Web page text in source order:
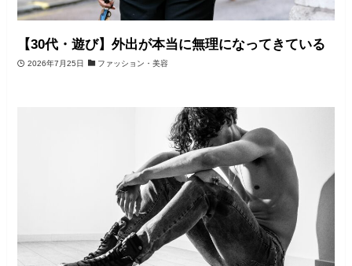
【30代・遊び】外出が本当に無理になってきている
2026年7月25日 ファッション・美容